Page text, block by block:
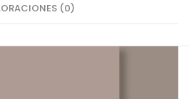
(0)